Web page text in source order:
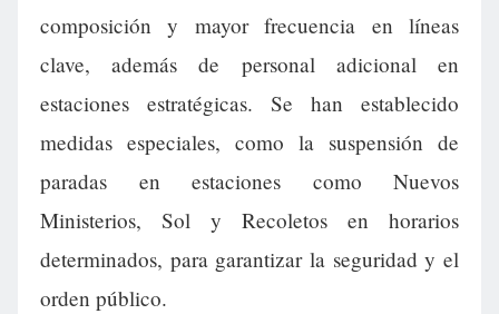
composición y mayor frecuencia en líneas
clave, además de personal adicional en
estaciones estratégicas. Se han establecido
medidas especiales, como la suspensión de
paradas en estaciones como Nuevos
Ministerios, Sol y Recoletos en horarios
determinados, para garantizar la seguridad y el
orden público.